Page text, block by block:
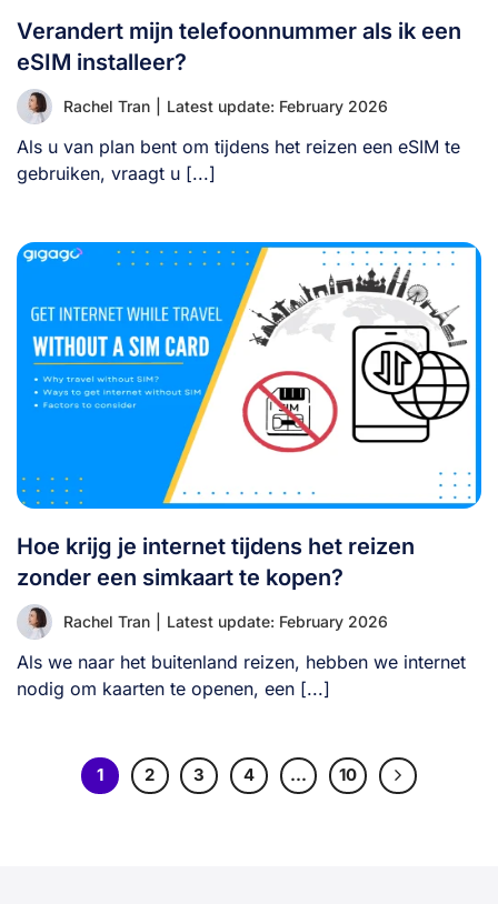
Verandert mijn telefoonnummer als ik een
eSIM installeer?
Rachel Tran Latest update: February 2026
Als u van plan bent om tijdens het reizen een eSIM te
gebruiken, vraagt u [...]
Hoe krijg je internet tijdens het reizen
zonder een simkaart te kopen?
Rachel Tran Latest update: February 2026
Als we naar het buitenland reizen, hebben we internet
nodig om kaarten te openen, een [...]
1 2 3 4 … 10